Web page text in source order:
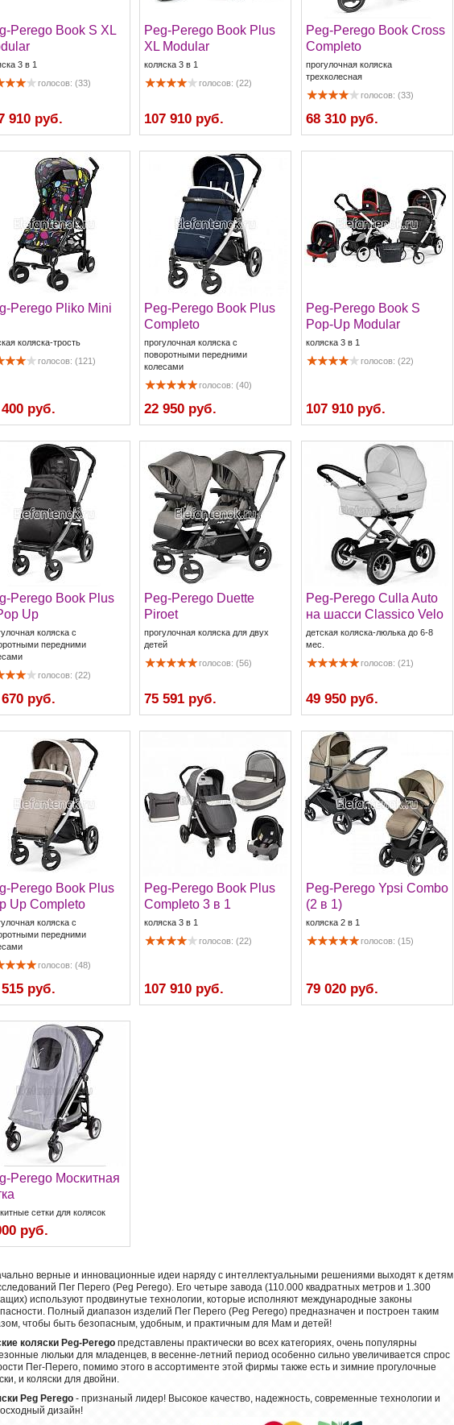
Perego Book S XL
Peg-Perego Book Plus
XL Modular
Peg-Perego Book Cross
Completo
3 в 1
голосов: (33)
коляска 3 в 1
голосов: (22)
прогулочная коляска
трехколесная
голосов: (33)
910 руб. 107 910 руб. 68 310 руб.
Perego Pliko Mini
Peg-Perego Book Plus
Completo
Peg-Perego Book S
Pop-Up Modular
коляска-трость
голосов: (121)
прогулочная коляска с
поворотными передними
колесами
голосов: (40)
коляска 3 в 1
голосов: (22)
руб. 22 950 руб. 107 910 руб.
Perego Book Plus
Up
Peg-Perego Duette
Piroet
Peg-Perego Culla Auto
на шасси Classico Velo
коляска с
передними
голосов: (22)
прогулочная коляска для двух
детей
голосов: (56)
детская коляска-люлька до 6-8
мес.
голосов: (21)
руб. 75 591 руб. 49 950 руб.
Perego Book Plus
Up Completo
Peg-Perego Book Plus
Completo 3 в 1
Peg-Perego Ypsi Combo
(2 в 1)
коляска с
передними
голосов: (48)
коляска 3 в 1
голосов: (22)
коляска 2 в 1
голосов: (15)
руб. 107 910 руб. 79 020 руб.
Perego Москитная
сетки для колясок
руб.
верные и инновационные идеи наряду с интеллектуальными решениями выходят к детям
Пег Перего (Peg Perego). Его четыре завода (110.000 квадратных метров и 1.300
используют продвинутые технологии, которые исполняют международные законы
Полный диапазон изделий Пег Перего (Peg Perego) предназначен и построен таким
чтобы быть безопасным, удобным, и практичным для Мам и детей!
коляски Peg-Peregoпредставлены практически во всех категориях, очень популярны
люльки для младенцев, в весенне-летний период особенно сильно увеличивается спрос
Пег-Перего, помимо этого в ассортименте этой фирмы также есть и зимние прогулочные
и коляски для двойни.
Peg Perego- признаный лидер! Высокое качество, надежность, современные технологии и
дизайн!